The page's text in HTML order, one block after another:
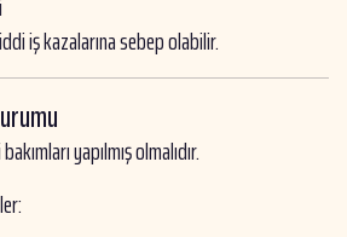
iş kazalarına sebep olabilir.
yapılmış olmalıdır.